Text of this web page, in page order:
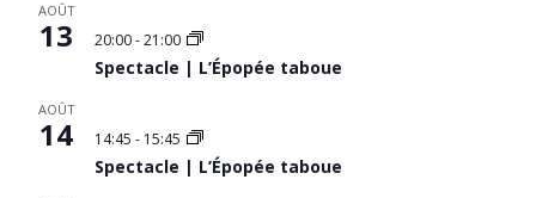
AOÛT
13 20:00-21:00
Spectacle | L’Épopée taboue
AOÛT
14 14:45 - 15:45
Spectacle | L’Épopée taboue